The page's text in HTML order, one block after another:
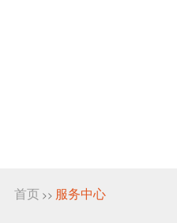
首页 >> 服务中心